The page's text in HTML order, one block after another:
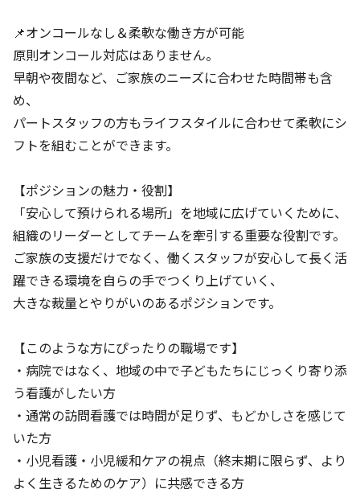
📌オンコールなし＆柔軟な働き方が可能
原則オンコール対応はありません。
早朝や夜間など、ご家族のニーズに合わせた時間帯も含
め、
パートスタッフの方もライフスタイルに合わせて柔軟にシ
フトを組むことができます。
【ポジションの魅力・役割】
「安心して預けられる場所」を地域に広げていくために、
組織のリーダーとしてチームを牽引する重要な役割です。
ご家族の支援だけでなく、働くスタッフが安心して長く活
躍できる環境を自らの手でつくり上げていく、
大きな裁量とやりがいのあるポジションです。
【このような方にぴったりの職場です】
・病院ではなく、地域の中で子どもたちにじっくり寄り添
う看護がしたい方
・通常の訪問看護では時間が足りず、もどかしさを感じて
いた方
・小児看護・小児緩和ケアの視点（終末期に限らず、より
よく生きるためのケア）に共感できる方